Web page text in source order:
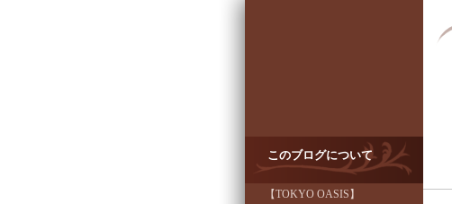
このブログについて
【TOKYO OASIS】